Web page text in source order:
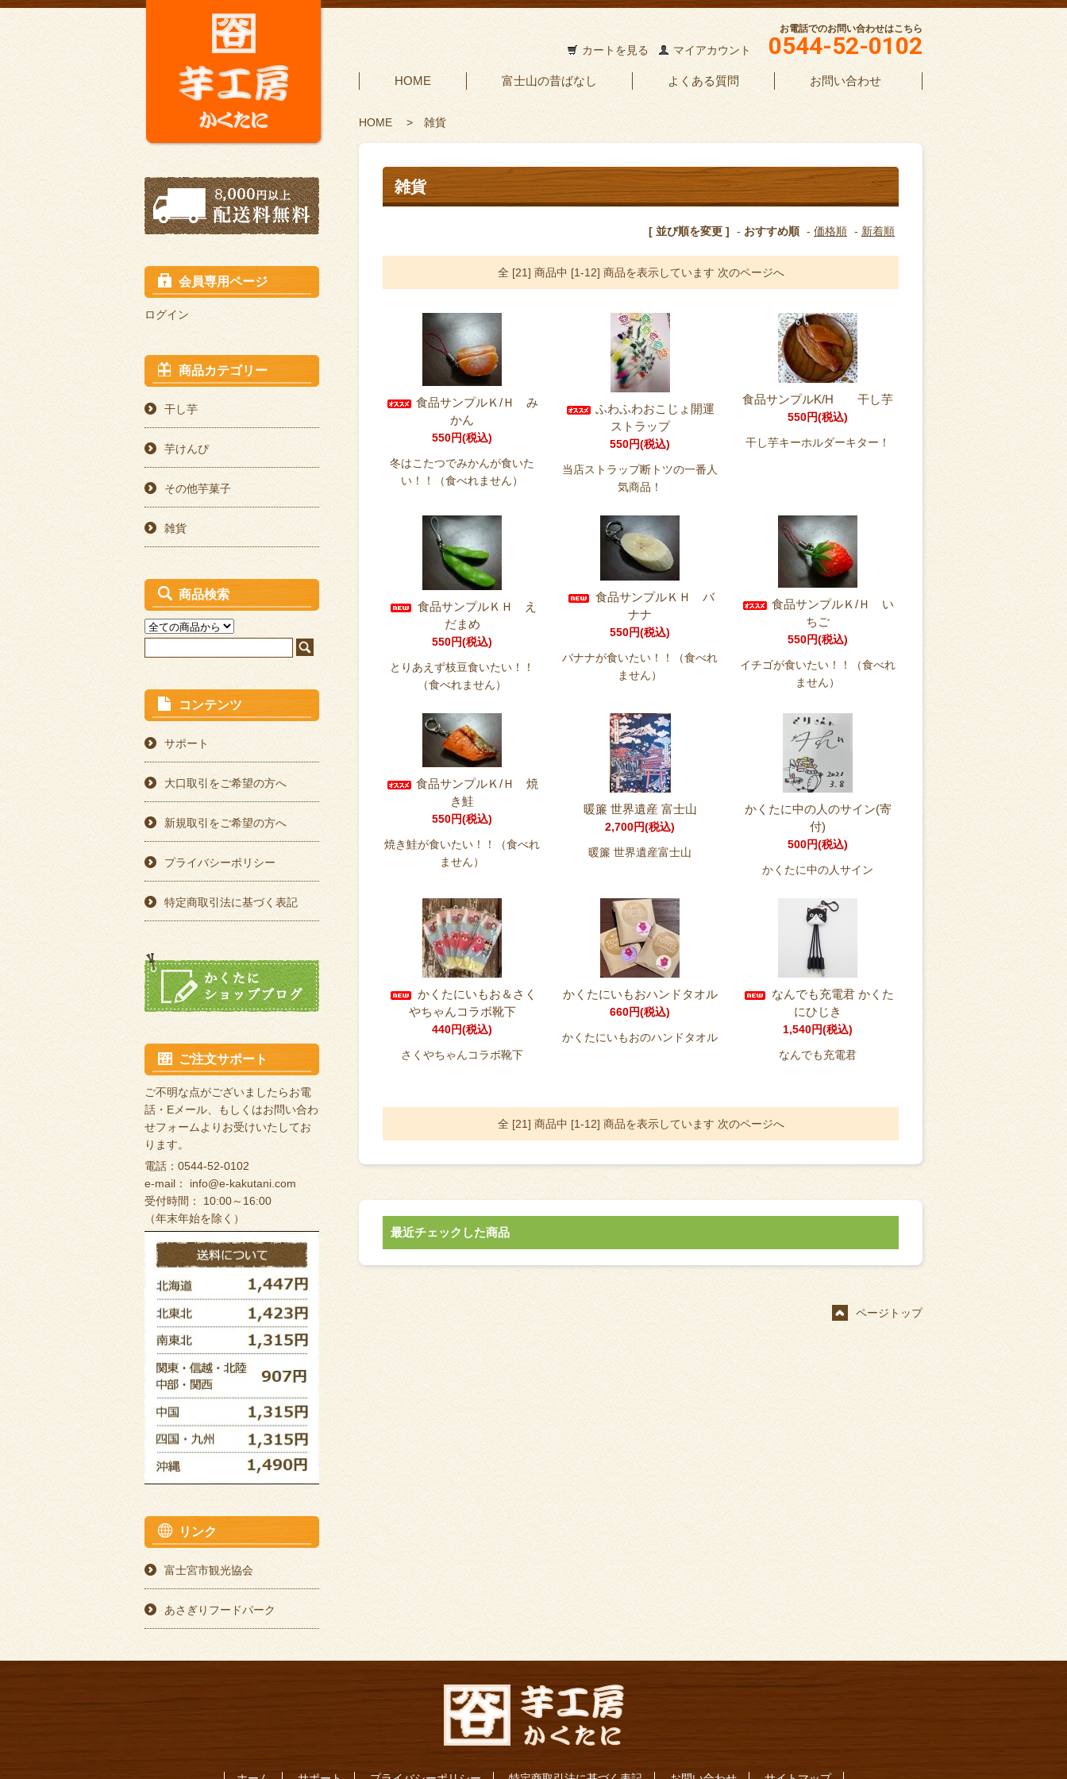
お電話でのお問い合わせはこちら
0544-52-0102
カートを見る マイアカウント
HOME 富士山の昔ばなし よくある質問 お問い合わせ
HOME > 雑貨
雑貨
[ 並び順を変更 ] - おすすめ順 - 価格順 - 新着順
全 [21] 商品中 [1-12] 商品を表示しています 次のページへ
食品サンプルＫ/Ｈ み
かん
550円(税込)
冬はこたつでみかんが食いた
い！！（食べれません）
ふわふわおこじょ開運
ストラップ
550円(税込)
当店ストラップ断トツの一番人
気商品！
食品サンプルK/H 干し芋
550円(税込)
干し芋キーホルダーキター！
食品サンプルＫＨ え
だまめ
550円(税込)
とりあえず枝豆食いたい！！
（食べれません）
食品サンプルＫＨ バ
ナナ
550円(税込)
バナナが食いたい！！（食べれ
ません）
食品サンプルＫ/Ｈ い
ちご
550円(税込)
イチゴが食いたい！！（食べれ
ません）
食品サンプルＫ/Ｈ 焼
き鮭
550円(税込)
焼き鮭が食いたい！！（食べれ
ません）
暖簾 世界遺産 富士山
2,700円(税込)
暖簾 世界遺産富士山
かくたに中の人のサイン(寄
付)
500円(税込)
かくたに中の人サイン
かくたにいもお＆さく
やちゃんコラボ靴下
440円(税込)
さくやちゃんコラボ靴下
かくたにいもおハンドタオル
660円(税込)
かくたにいもおのハンドタオル
なんでも充電君 かくた
にひじき
1,540円(税込)
なんでも充電君
全 [21] 商品中 [1-12] 商品を表示しています 次のページへ
最近チェックした商品
ページトップ
会員専用ページ
ログイン
商品カテゴリー
干し芋
芋けんぴ
その他芋菓子
雑貨
商品検索
コンテンツ
サポート
大口取引をご希望の方へ
新規取引をご希望の方へ
プライバシーポリシー
特定商取引法に基づく表記
ご注文サポート
ご不明な点がございましたらお電
話・Eメール、もしくはお問い合わ
せフォーム よりお受けいたしてお
ります。
電話：0544-52-0102
e-mail： info@e-kakutani.com
受付時間： 10:00～16:00
（年末年始を除く）
リンク
富士宮市観光協会
あさぎりフードパーク